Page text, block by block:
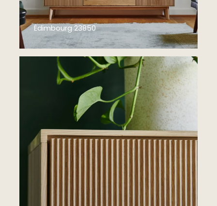
Édimbourg 23850